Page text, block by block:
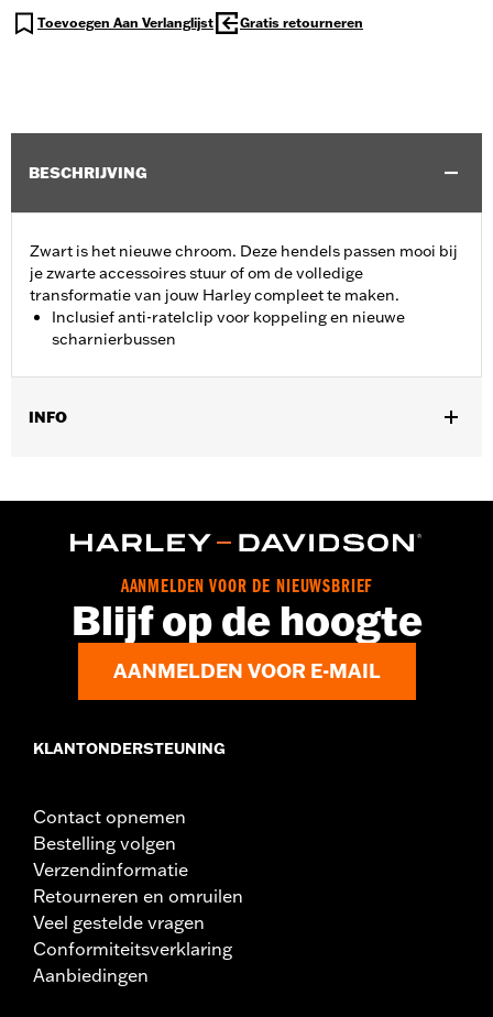
Toevoegen Aan Verlanglijst Gratis retourneren
BESCHRIJVING
Zwart is het nieuwe chroom. Deze hendels passen mooi bij
je zwarte accessoires stuur of om de volledige
transformatie van jouw Harley compleet te maken.
Inclusief anti-ratelclip voor koppeling en nieuwe
scharnierbussen
INFO
In de doos:Hendels voor links en rechts, inclusief anti-ratelclip
AANMELDEN VOOR DE NIEUWSBRIEF
Blijf op de hoogte
AANMELDEN VOOR E-MAIL
KLANTONDERSTEUNING
Contact opnemen
Bestelling volgen
Verzendinformatie
Retourneren en omruilen
Veel gestelde vragen
Conformiteitsverklaring
Aanbiedingen